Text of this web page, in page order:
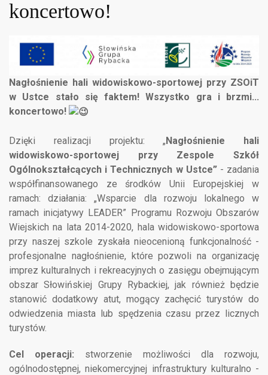
koncertowo!
Nagłośnienie hali widowiskowo-sportowej przy ZSOiT
w Ustce stało się faktem! Wszystko gra i brzmi...
koncertowo!
Dzięki realizacji projektu: „Nagłośnienie hali
widowiskowo-sportowej przy Zespole Szkół
Ogólnokształcących i Technicznych w Ustce”- zadania
współfinansowanego ze środków Unii Europejskiej w
ramach: działania: „Wsparcie dla rozwoju lokalnego w
ramach inicjatywy LEADER” Programu Rozwoju Obszarów
Wiejskich na lata 2014-2020, hala widowiskowo-sportowa
przy naszej szkole zyskała nieocenioną funkcjonalność -
profesjonalne nagłośnienie, które pozwoli na organizację
imprez kulturalnych i rekreacyjnych o zasięgu obejmującym
obszar Słowińskiej Grupy Rybackiej, jak również będzie
stanowić dodatkowy atut, mogący zachęcić turystów do
odwiedzenia miasta lub spędzenia czasu przez licznych
turystów.
Cel operacji: stworzenie możliwości dla rozwoju,
ogólnodostępnej, niekomercyjnej infrastruktury kulturalno -